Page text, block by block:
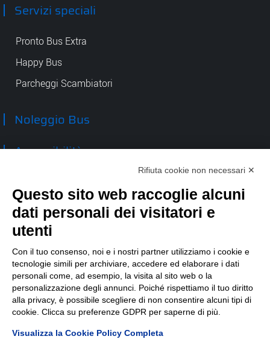
Servizi speciali
Pronto Bus Extra
Happy Bus
Parcheggi Scambiatori
Noleggio Bus
Accessibilità
TEP spa
Via Taro 12
43125 Parma
Tel. 0521.2141
E-mail:tep@tep.pr.it
Informazioni :info@tep.pr.it
PEC:tepspa@pec.it
Rifiuta cookie non necessari ✕
Questo sito web raccoglie alcuni
dati personali dei visitatori e
utenti
Con il tuo consenso, noi e i nostri partner utilizziamo i cookie e
tecnologie simili per archiviare, accedere ed elaborare i dati
personali come, ad esempio, la visita al sito web o la
personalizzazione degli annunci. Poiché rispettiamo il tuo diritto
alla privacy, è possibile scegliere di non consentire alcuni tipi di
cookie. Clicca su preferenze GDPR per saperne di più.
Visualizza la Cookie Policy Completa